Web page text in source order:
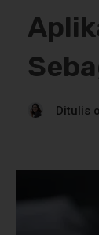
Ditulis